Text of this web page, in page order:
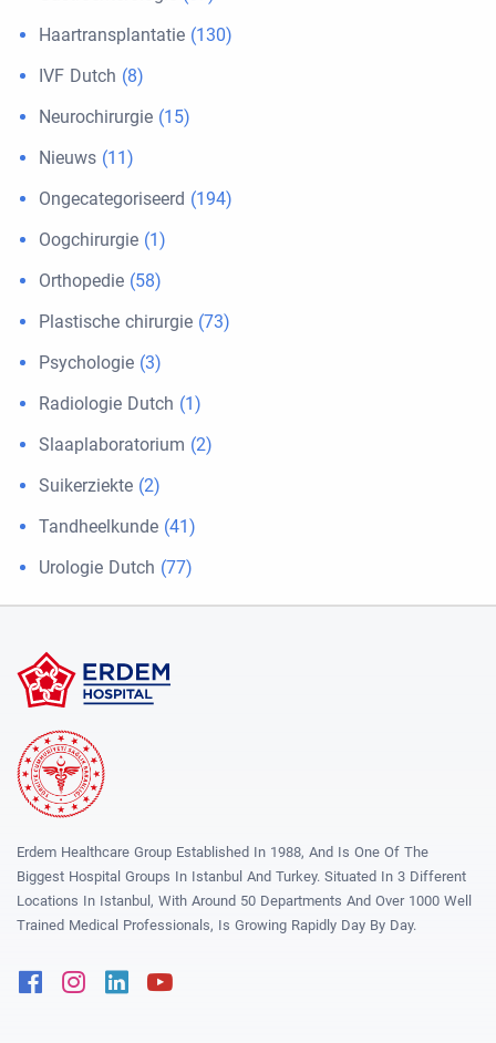
Haartransplantatie (130)
IVF Dutch (8)
Neurochirurgie (15)
Nieuws (11)
Ongecategoriseerd (194)
Oogchirurgie (1)
Orthopedie (58)
Plastische chirurgie (73)
Psychologie (3)
Radiologie Dutch (1)
Slaaplaboratorium (2)
Suikerziekte (2)
Tandheelkunde (41)
Urologie Dutch (77)
Erdem Healthcare Group Established In 1988, And Is One Of The
Biggest Hospital Groups In Istanbul And Turkey. Situated In 3 Different
Locations In Istanbul, With Around 50 Departments And Over 1000 Well
Trained Medical Professionals, Is Growing Rapidly Day By Day.
FacebookInstagram
Linkedin